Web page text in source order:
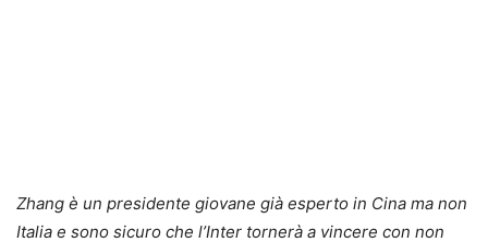
Zhang è un presidente giovane già esperto in Cina ma non
Italia e sono sicuro che l’Inter tornerà a vincere con non